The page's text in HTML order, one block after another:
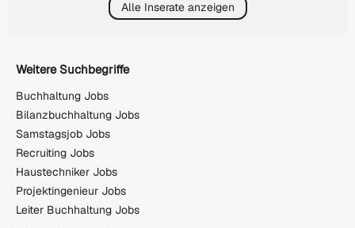
Alle Inserate anzeigen
Weitere Suchbegriffe
Buchhaltung Jobs
Bilanzbuchhaltung Jobs
Samstagsjob Jobs
Recruiting Jobs
Haustechniker Jobs
Projektingenieur Jobs
Leiter Buchhaltung Jobs